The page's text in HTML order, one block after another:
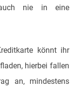
nie in eine
könnt ihr
hierbei fallen
an, mindestens